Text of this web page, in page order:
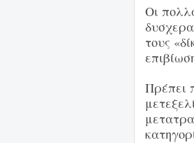
Οι
τους
Πρέπει